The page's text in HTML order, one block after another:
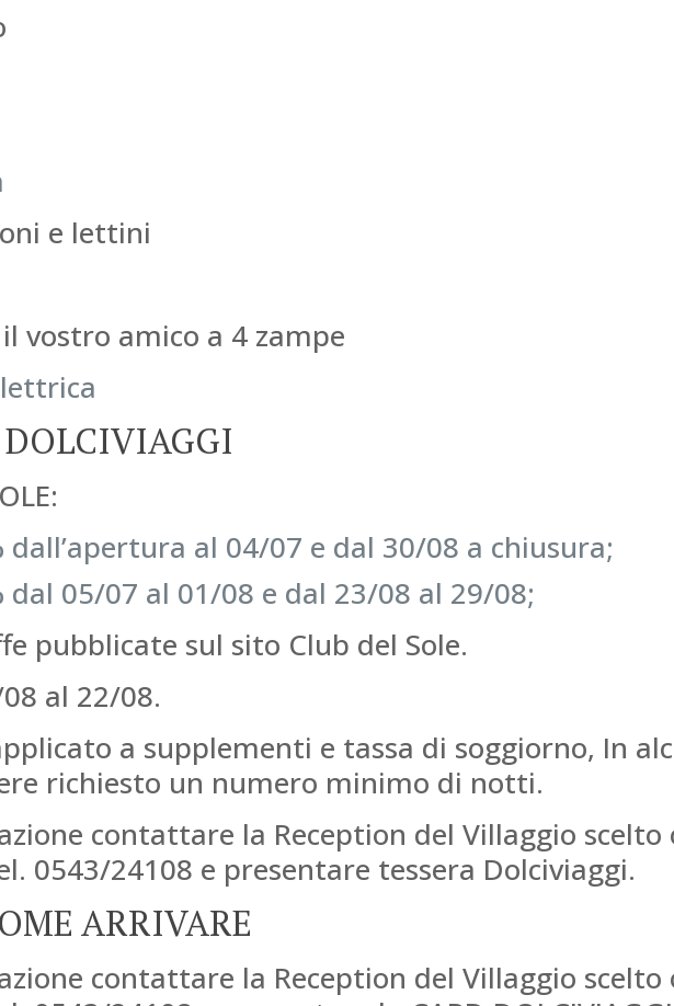
e lettini
vostro amico a 4 zampe
dall’apertura al 04/07 e dal 30/08 a chiusura;
dal 05/07 al 01/08 e dal 23/08 al 29/08;
pubblicate sul sito Club del Sole.
al 22/08.
a supplementi e tassa di soggiorno, In
richiesto un numero minimo di notti.
contattare la Reception del Villaggio scelto
0543/24108 e presentare tessera Dolciviaggi.
ARRIVARE
contattare la Reception del Villaggio scelto